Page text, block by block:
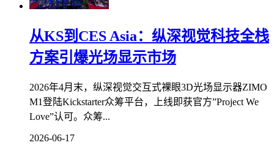
从KS到CES Asia：纵深视觉科技全栈
方案引爆光场显示市场
2026年4月末，纵深视觉交互式裸眼3D光场显示器ZIMO
M1登陆Kickstarter众筹平台，上线即获官方”Project We
Love”认可。众筹...
2026-06-17